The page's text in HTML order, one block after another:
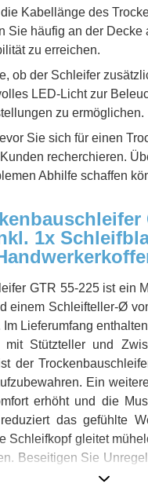
Kabellänge des
Sie häufig an der
zu erreichen.
ob der Schleifer
LED-Licht zur
zu ermöglichen.
Sie sich für einen
recherchieren.
Abhilfe schaffen
1x
GTR 55-225 ist ein
einem Schleifteller-Ø
Lieferumfang
Stützteller und
der
Ein
erhöht und die
das gefühlte
Schleifkopf gleitet
Beseitigen Sie
Mit dem Bosch